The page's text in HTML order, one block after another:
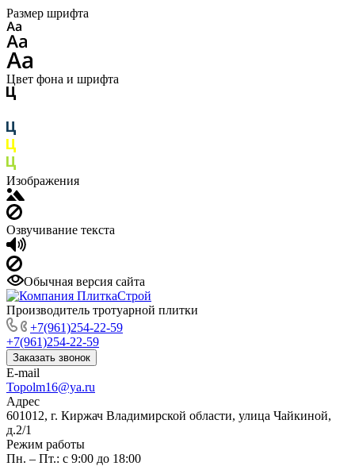
Размер шрифта
Цвет фона и шрифта
Изображения
Озвучивание текста
Обычная версия сайта
Производитель тротуарной плитки
+7(961)254-22-59
+7(961)254-22-59
Заказать звонок
E-mail
Topolm16@ya.ru
Адрес
601012, г. Киржач Владимирской области, улица Чайкиной,
д.2/1
Режим работы
Пн. – Пт.: с 9:00 до 18:00